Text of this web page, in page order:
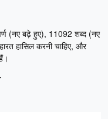
(नए बढ़े हुए), 11092 शब्द (नए
हासिल करनी चाहिए, और